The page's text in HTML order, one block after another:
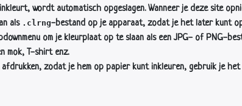
wordt automatisch opgeslagen. Wanneer je deze site
als .clrng-bestand op je apparaat, zodat je het later kunt
om je kleurplaat op te slaan als een JPG- of PNG-
mok, T-shirt enz.
zodat je hem op papier kunt inkleuren, gebruik je het